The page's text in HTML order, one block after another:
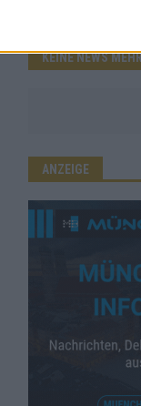
KEINE NEWS
ANZEIGE